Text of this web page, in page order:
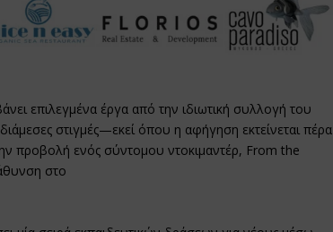
επιλεγμένα έργα από την ιδιωτική συλλογή του
στιγμές—εκεί όπου η αφήγηση εκτείνεται πέρα
προβολή ενός σύντομου ντοκιμαντέρ, From the
στο